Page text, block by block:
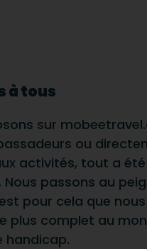
à tous
sur
ou
activités, tout a
passons au
pour cela que
plus complet au
handicap.